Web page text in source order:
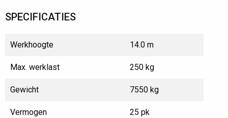
SPECIFICATIES
Werkhoogte 14.0 m
Max. werklast 250 kg
Gewicht 7550 kg
Vermogen 25 pk